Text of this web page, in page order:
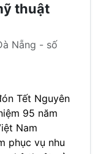
thuật
Nẵng - số
Tết Nguyên
95 năm
Nam
phục vụ nhu